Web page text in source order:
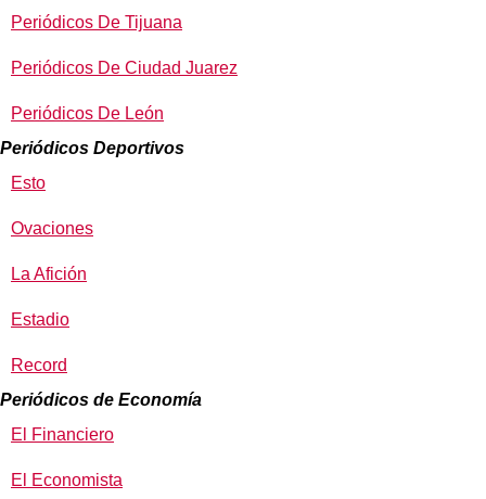
Periódicos De Tijuana
Periódicos De Ciudad Juarez
Periódicos De León
Periódicos Deportivos
Esto
Ovaciones
La Afición
Estadio
Record
Periódicos de Economía
El Financiero
El Economista